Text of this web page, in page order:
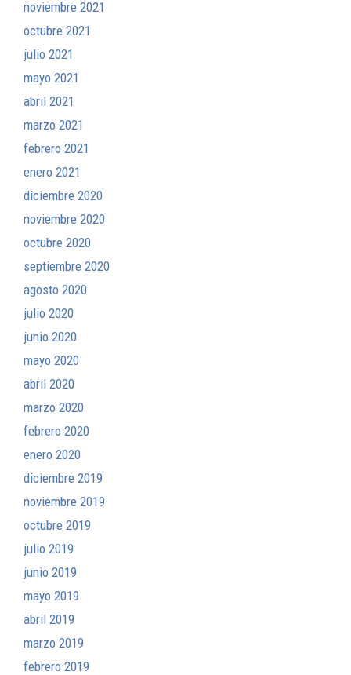
noviembre 2021
octubre 2021
julio 2021
mayo 2021
abril 2021
marzo 2021
febrero 2021
enero 2021
diciembre 2020
noviembre 2020
octubre 2020
septiembre 2020
agosto 2020
julio 2020
junio 2020
mayo 2020
abril 2020
marzo 2020
febrero 2020
enero 2020
diciembre 2019
noviembre 2019
octubre 2019
julio 2019
junio 2019
mayo 2019
abril 2019
marzo 2019
febrero 2019